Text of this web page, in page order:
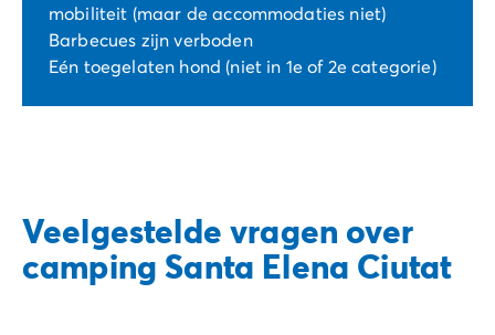
mobiliteit (maar de accommodaties niet)
Barbecues zijn verboden
Eén toegelaten hond (niet in 1e of 2e categorie)
Veelgestelde vragen over
camping Santa Elena Ciutat